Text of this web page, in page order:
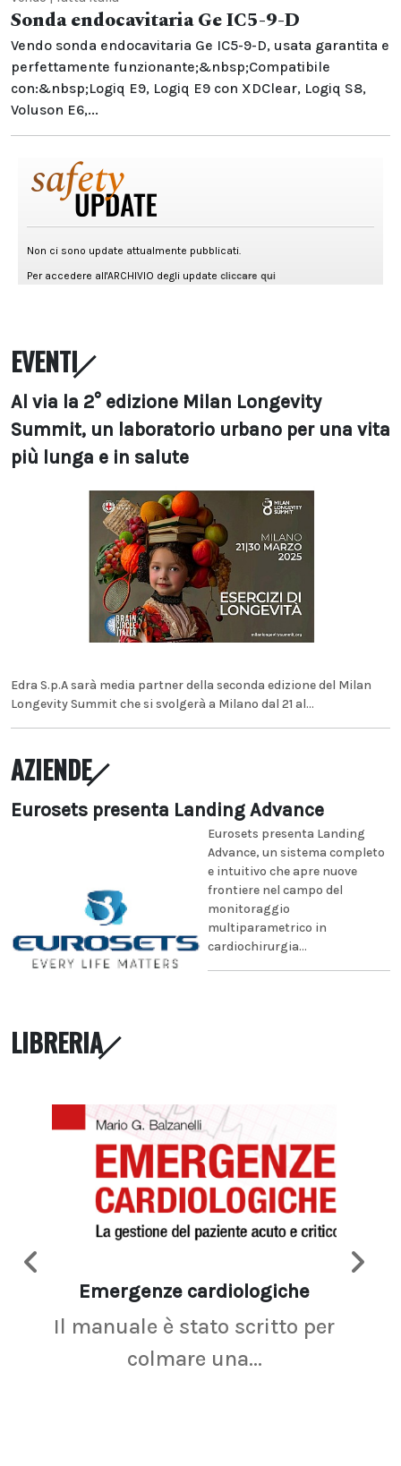
Sonda endocavitaria Ge IC5-9-D
Vendo sonda endocavitaria Ge IC5-9-D, usata garantita e
perfettamente funzionante;&nbsp;Compatibile
con:&nbsp;Logiq E9, Logiq E9 con XDClear, Logiq S8,
Voluson E6,...
EVENTI
Al via la 2° edizione Milan Longevity
Summit, un laboratorio urbano per una vita
più lunga e in salute
Edra S.p.A sarà media partner della seconda edizione del Milan
Longevity Summit che si svolgerà a Milano dal 21 al...
AZIENDE
Eurosets presenta Landing Advance
Eurosets presenta Landing
Advance, un sistema completo
e intuitivo che apre nuove
frontiere nel campo del
monitoraggio
multiparametrico in
cardiochirurgia...
LIBRERIA
Emergenze cardiologiche
Il manuale è stato scritto per
colmare una...